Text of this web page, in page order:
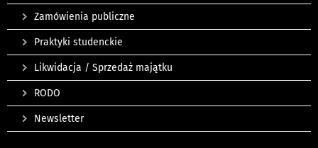
Zamówienia publiczne
Praktyki studenckie
Likwidacja / Sprzedaż majątku
RODO
Newsletter